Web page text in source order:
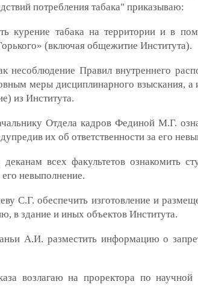
потребления табака" приказываю:
курение табака на территории и в
(включая общежитие Института).
Правил внутреннего
меры дисциплинарного взыскания, а
из Института.
Отдела кадров Фединой М.Г.
их об ответственности за его
всех факультетов ознакомить
невыполнение.
обеспечить изготовление и
в здание и иных объектов Института.
А.И. разместить информацию о
возлагаю на проректора по научной